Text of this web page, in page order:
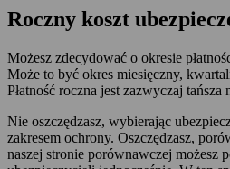
Roczny koszt
Możesz zdecydować o okresie
Może to być okres miesięczny,
Płatność roczna jest zazwyczaj tańsza
Nie oszczędzasz, wybierając
zakresem ochrony. Oszczędzasz,
naszej stronie porównawczej możesz